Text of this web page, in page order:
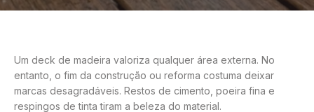
Um deck de madeira valoriza qualquer área externa. No
entanto, o fim da construção ou reforma costuma deixar
marcas desagradáveis. Restos de cimento, poeira fina e
respingos de tinta tiram a beleza do material.